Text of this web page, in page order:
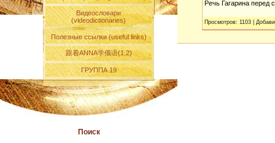
Видеословари
(videodictionaries)
Полезные ссылки (useful links)
跟着ANNA学俄语(1,2)
ГРУППА 19
Поиск
Речь Гагарина перед
Просмотров: 1103